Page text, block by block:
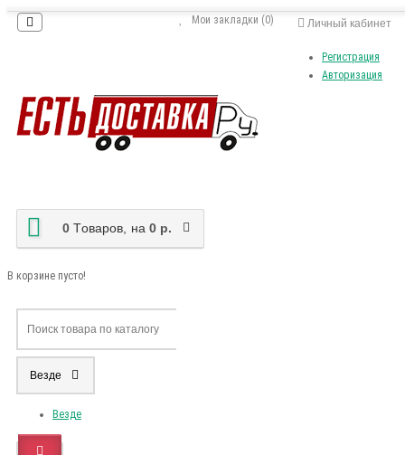
Личный кабинет
Регистрация
Авторизация
Мои закладки (0)
0 Tоваров, на 0 р.
В корзине пусто!
Везде
Везде